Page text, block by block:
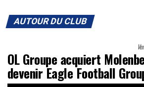
AUTOUR DU CLUB
OL Groupe acquiert
devenir Eagle Football